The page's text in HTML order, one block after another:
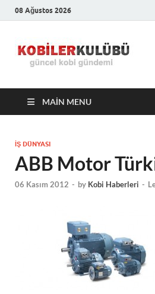
08 Ağustos 2026
MAIN MENU
İŞ DÜNYASI
ABB Motor
06 Kasım 2012 - by Kobi Haberleri -